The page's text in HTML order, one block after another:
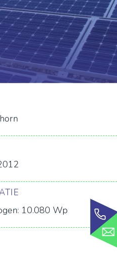
10.080 Wp